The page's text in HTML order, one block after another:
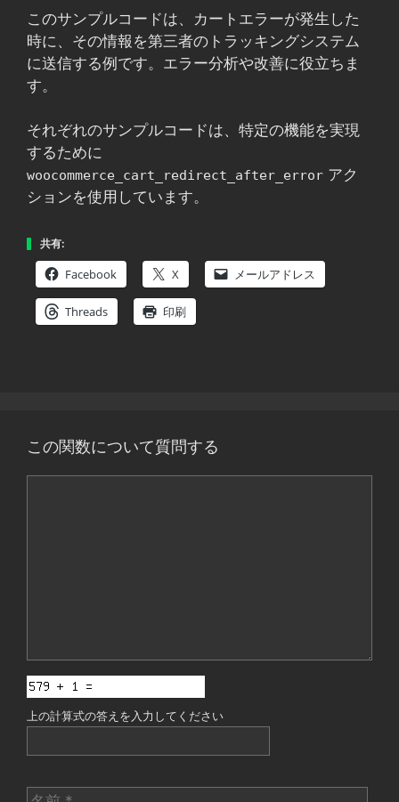
このサンプルコードは、カートエラーが発生した
時に、その情報を第三者のトラッキングシステム
に送信する例です。エラー分析や改善に役立ちま
す。
それぞれのサンプルコードは、特定の機能を実現
するために
woocommerce_cart_redirect_after_error アク
ションを使用しています。
共有:
Facebook X メールアドレス
Threads 印刷
この関数について質問する
上の計算式の答えを入力してください
名